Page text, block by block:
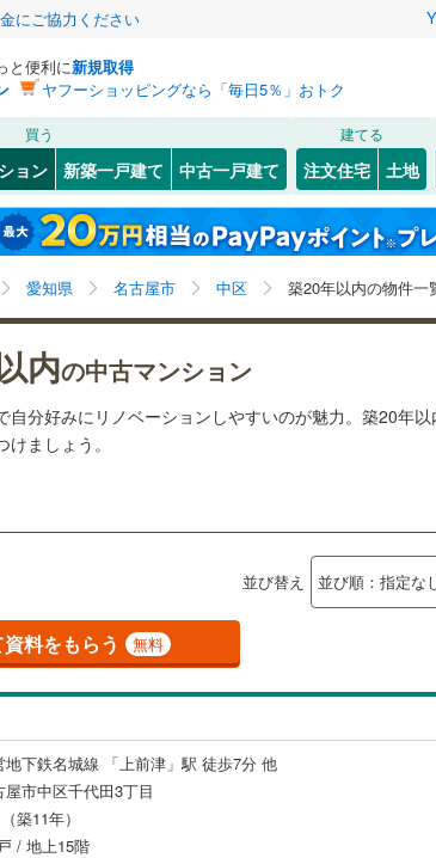
にご協力ください
と便利に新規取得
ヤフーショッピングなら「毎日5％」おトク
買う
ョン 新築一戸建て 中古一戸建て
建てる
注文住宅 土地
愛知県 名古屋市 中区 築20年以内の物件一
内の中古マンション
分好みにリノベーションしやすいのが魅力。築20年
ましょう。
並び替え
料をもらう 無料
地下鉄名城線 「上前津」駅 徒歩7分 他
市中区千代田3丁目
築11年）
/ 地上15階
岩手 宮城 秋田
神奈川 埼玉 千葉
岐阜 静岡 三重
島根 岡山 広島
高知
佐賀 長崎
この条件で検索する
38) 東区(19)
) 中村区(31)
(6 瑞穂区(6)
)
5
8)
津島市(0)
5)
1) 新城市
3)
この条件で検索する
伊勢山(2)
金山(7)
新栄(14)
16
(21) 飯田線(0)
) 関西本線（JR東海）(
地下鉄東山線(48) 名古屋市営地下鉄名城
道(0 )
田本線(0) 豊橋鉄道渥美線(0)
本線( 23 )
名鉄津島線(0 )
(3 )
この条件で検索する
リノベーション
ション・リフォーム
築古・築30年以上
クスあり
ルーム
（ 4 ）
きあり（近隣を含む）
約
24時間有人管理（0）
建ち方、日当たり
戸なし（1 ） メゾネット
施工・品質・工法関連
検索条件を保存しました
この検索条件の新着物件通知は、 マイページから設
保存した条件を見る
愛知県、名古屋市中区、築20年以内
検索条件を保存する
閉じる お気に入りリスト
閉じる
閉じる お気に入りリスト
閉じる